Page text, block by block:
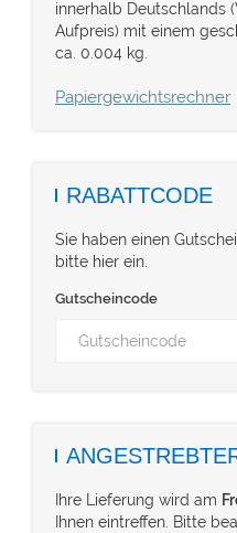
innerhalb Deutschlands
Aufpreis) mit einem
ca. 0.004 kg.
Papiergewichtsrechner
RABATTCODE
Sie haben einen
bitte hier ein.
Gutscheincode
Ihre Lieferung wird am
Ihnen eintreffen. Bitte